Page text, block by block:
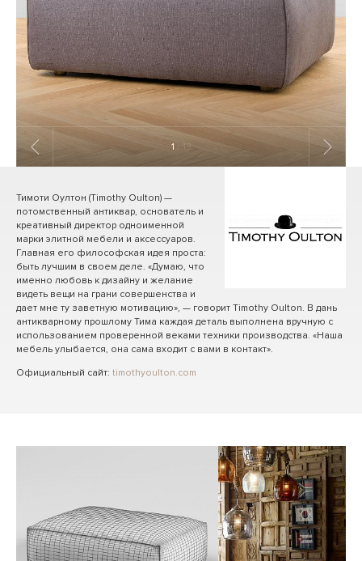
1 / 13
Тимоти Оултон (Timothy Oulton) —
потомственный антиквар, основатель и
креативный директор одноименной
марки элитной мебели и аксессуаров.
Главная его философская идея проста:
быть лучшим в своем деле. «Думаю, что
именно любовь к дизайну и желание
видеть вещи на грани совершенства и
дает мне ту заветную мотивацию», — говорит Timothy Oulton. В дань
антикварному прошлому Тима каждая деталь выполнена вручную с
использованием проверенной веками техники производства. «Наша
мебель улыбается, она сама входит с вами в контакт».
Официальный сайт: timothyoulton.com